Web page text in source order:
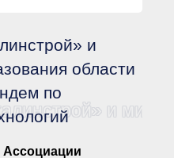
● Действующие документы
● Сбор предложений во
внутренние документы
Финансовая отчетность
Компенсационный фонд
● Реестр членов
и
области
по
и
Ассоциации